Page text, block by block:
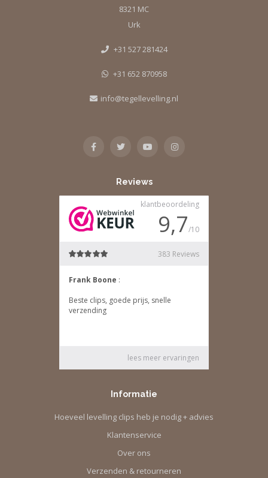
8321 MC
Urk
+31 527 281424
+31 652 870958
info@tegellevelling.nl
Reviews
Informatie
Hoeveel levelling clips heb je nodig + advies
Klantenservice
Over ons
Verzenden & retourneren